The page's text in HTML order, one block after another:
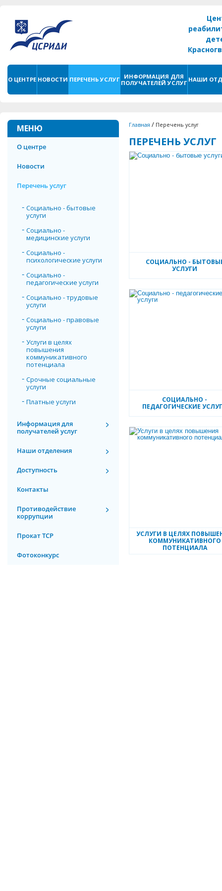
О ЦЕНТРЕ НОВОСТИ ПЕРЕЧЕНЬ УСЛУГ
ИНФОРМАЦИЯ ДЛЯ
ПОЛУЧАТЕЛЕЙ УСЛУГ НАШИ
МЕНЮ
О центре
Новости
Перечень услуг
Социально - бытовые
услуги
Социально -
медицинские услуги
Социально -
психологические услуги
Социально -
педагогические услуги
Социально - трудовые
услуги
Социально - правовые
услуги
Услуги в целях
повышения
коммуникативного
потенциала
Срочные социальные
услуги
Платные услуги
Информация для
получателей услуг
Наши отделения
Доступность
Контакты
Противодействие
коррупции
Прокат ТСР
Фотоконкурс
Главная / Перечень услуг
ПЕРЕЧЕНЬ УСЛУГ
СОЦИАЛЬНО -
УСЛУГИ
СОЦИАЛЬНО -
ПЕДАГОГИЧЕСКИЕ
УСЛУГИ В ЦЕЛЯХ
КОММУНИКАТИВНОГО
ПОТЕНЦИАЛА